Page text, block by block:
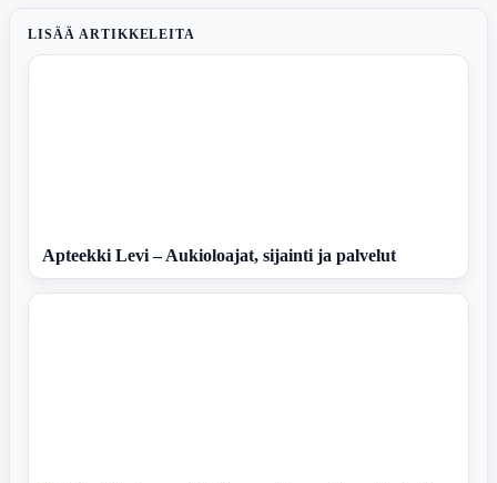
LISÄÄ ARTIKKELEITA
Apteekki Levi – Aukioloajat, sijainti ja palvelut